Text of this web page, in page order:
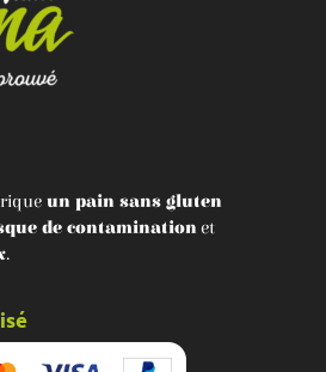
un pain sans gluten
de contaminationet
.